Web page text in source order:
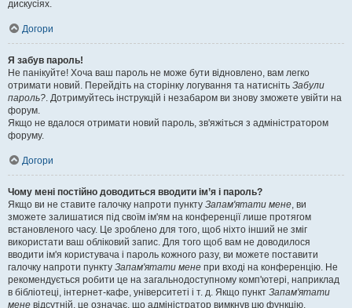
дискусіях.
Догори
Я забув пароль!
Не панікуйте! Хоча ваш пароль не може бути відновлено, вам легко
отримати новий. Перейдіть на сторінку логування та натисніть Забули
пароль?. Дотримуйтесь інструкцій і незабаром ви знову зможете увійти на
форум.
Якщо не вдалося отримати новий пароль, зв'яжіться з адміністратором
форуму.
Догори
Чому мені постійно доводиться вводити ім’я і пароль?
Якщо ви не ставите галочку напроти пункту Запам'ятати мене, ви
зможете залишатися під своїм ім'ям на конференції лише протягом
встановленого часу. Це зроблено для того, щоб ніхто інший не зміг
використати ваш обліковий запис. Для того щоб вам не доводилося
вводити ім'я користувача і пароль кожного разу, ви можете поставити
галочку напроти пункту Запам'ятати мене при вході на конференцію. Не
рекомендується робити це на загальнодоступному комп'ютері, наприклад
в бібліотеці, інтернет-кафе, університеті і т. д. Якщо пункт Запам'ятати
мене відсутній, це означає, що адміністратор вимкнув цю функцію.